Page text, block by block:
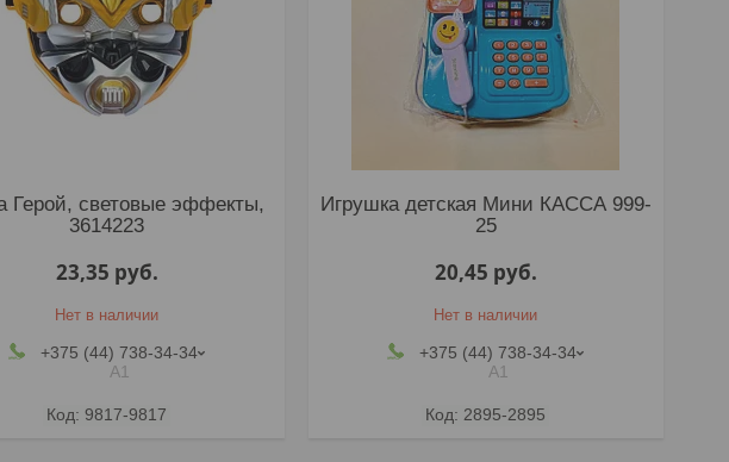
Герой, световые эффекты,
3614223
23,35 руб.
Нет в наличии
+375 (44) 738-34-34
А1
9817-9817
Игрушка детская Мини КАССА 999-
25
20,45 руб.
Нет в наличии
+375 (44) 738-34-34
А1
2895-2895